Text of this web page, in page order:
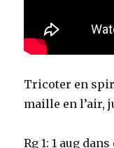
Tricoter en
maille en l’air,
Rg 1: 1 aug